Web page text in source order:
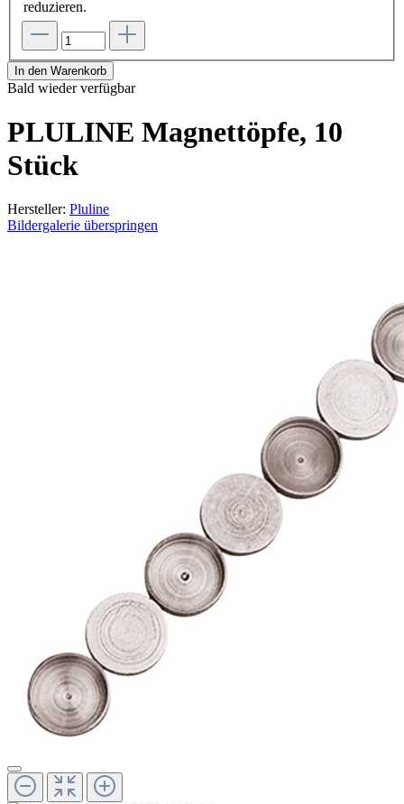
reduzieren.
In den Warenkorb
Bald wieder verfügbar
PLULINE Magnettöpfe, 10
Stück
Hersteller: Pluline
Bildergalerie überspringen